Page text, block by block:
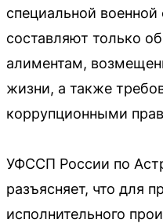
специальной
составляют только
алиментам,
жизни, а также
коррупционными
УФССП России по
разъясняет, что для
исполнительного